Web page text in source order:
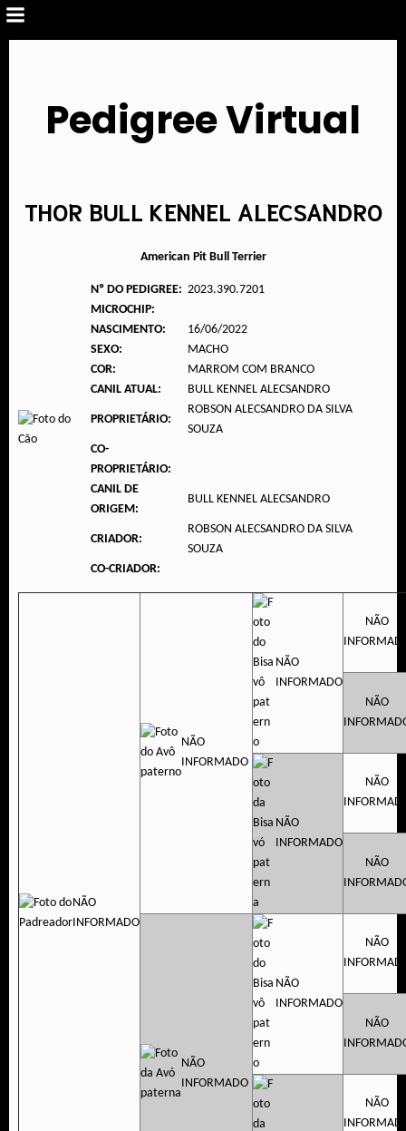
Pedigree Virtual
THOR BULL KENNEL ALECSANDRO
American Pit Bull Terrier
Nº DO PEDIGREE: 2023.390.7201
MICROCHIP:
NASCIMENTO:
16/06/2022
SEXO:
MACHO
COR:
MARROM COM BRANCO
CANIL ATUAL:
BULL KENNEL ALECSANDRO
PROPRIETÁRIO:
ROBSON ALECSANDRO DA SILVA
SOUZA
CO-
PROPRIETÁRIO:
CANIL DE
ORIGEM:
BULL KENNEL ALECSANDRO
CRIADOR:
ROBSON ALECSANDRO DA SILVA
SOUZA
CO-CRIADOR:
NÃO
INFORMADO
NÃO
INFORMADO
NÃO
INFORMADO
NÃO
NÃO
NÃO
INFORMADO
NÃO
NÃO
NÃO
INFORMADO
NÃO
INFORMADO
NÃO
NÃO
NÃO